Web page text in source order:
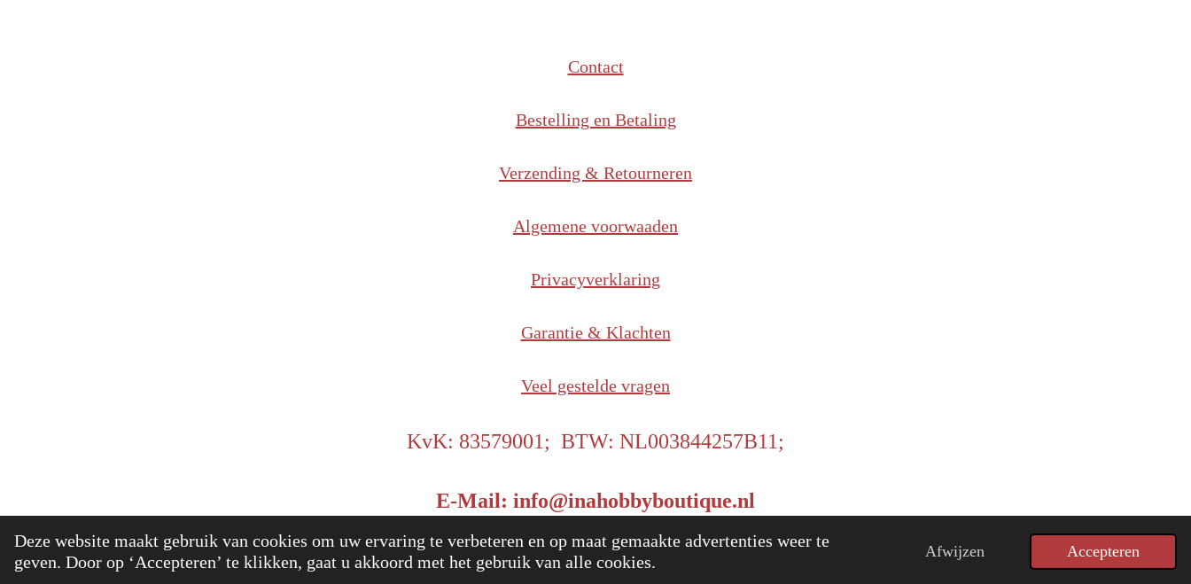
Deze website maakt gebruik van cookies om uw ervaring te verbeteren en op maat gemaakte advertenties weer te
geven. Door op ‘Accepteren’ te klikken, gaat u akkoord met het gebruik van alle cookies.
Afwijzen Accepteren
Contact
Bestelling en Betaling
Verzending & Retourneren
Algemene voorwaaden
Privacyverklaring
Garantie & Klachten
Veel gestelde vragen
KvK: 83579001; BTW: NL003844257B11;
E-Mail: info@inahobbyboutique.nl
© 2021 - 2025 InaHobbyBoutique
Powered by